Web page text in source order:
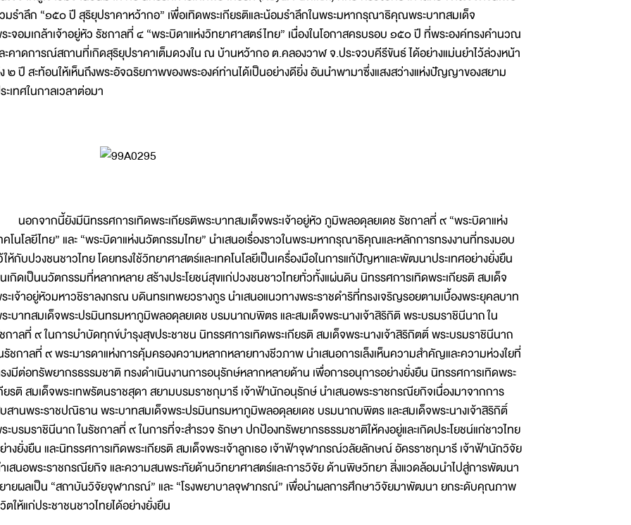
มรำลึก “๑๕๐ ปี สุริยุปราคาหว้ากอ” เพื่อเทิดพระเกียรติและน้อมรำลึกในพระมหากรุณาธิคุณพระบาทสมเด็จ
ะจอมเกล้าเจ้าอยู่หัว รัชกาลที่ ๔ “พระบิดาแห่งวิทยาศาสตร์ไทย” เนื่องในโอกาสครบรอบ ๑๕๐ ปี ที่พระองค์ทรงคำนวณ
ะคาดการณ์สถานที่เกิดสุริยุปราคาเต็มดวงใน ณ บ้านหว้ากอ ต.คลองวาฬ จ.ประจวบคีรีขันธ์ ได้อย่างแม่นยำไว้ล่วงหน้า
๒ ปี สะท้อนให้เห็นถึงพระอัจฉริยภาพของพระองค์ท่านได้เป็นอย่างดียิ่ง อันนำพามาซึ่งแสงสว่างแห่งปัญญาของสยาม
ะเทศในกาลเวลาต่อมา
นอกจากนี้ยังมีนิทรรศการเทิดพระเกียรติพระบาทสมเด็จพระเจ้าอยู่หัว ภูมิพลอดุลยเดช รัชกาลที่ ๙ “พระบิดาแห่ง
คโนโลยีไทย” และ “พระบิดาแห่งนวัตกรรมไทย” นำเสนอเรื่องราวในพระมหากรุณาธิคุณและหลักการทรงงานที่ทรงมอบ
ให้กับปวงชนชาวไทย โดยทรงใช้วิทยาศาสตร์และเทคโนโลยีเป็นเครื่องมือในการแก้ปัญหาและพัฒนาประเทศอย่างยั่งยืน
เกิดเป็นนวัตกรรมที่หลากหลาย สร้างประโยชน์สุขแก่ปวงชนชาวไทยทั่วทั้งแผ่นดิน นิทรรศการเทิดพระเกียรติ สมเด็จ
ะเจ้าอยู่หัวมหาวชิราลงกรณ บดินทรเทพยวรางกูร นำเสนอแนวทางพระราชดำริที่ทรงเจริญรอยตามเบื้องพระยุคลบาท
ะบาทสมเด็จพระปรมินทรมหาภูมิพลอดุลยเดช บรมนาถบพิตร และสมเด็จพระนางเจ้าสิริกิติ พระบรมราชินีนาถ ใน
กาลที่ ๙ ในการบำบัดทุกข์บำรุงสุขประชาชน นิทรรศการเทิดพระเกียรติ สมเด็จพระนางเจ้าสิริกิตติ์ พระบรมราชินีนาถ
รัชกาลที่ ๙ พระมารดาแห่งการคุ้มครองความหลากหลายทางชีวภาพ นำเสนอการเล็งเห็นความสำคัญและความห่วงใยที่
งมีต่อทรัพยากรธรรมชาติ ทรงดำเนินงานการอนุรักษ์หลากหลายด้าน เพื่อการอนุการอย่างยั่งยืน นิทรรศการเทิดพระ
ยรติ สมเด็จพระเทพรัตนราชสุดา สยามบรมราชกุมารี เจ้าฟ้านักอนุรักษ์ นำเสนอพระราชกรณียกิจเนื่องมาจากการ
สานพระราชปณิธาน พระบาทสมเด็จพระปรมินทรมหาภูมิพลอดุลยเดช บรมนาถบพิตร และสมเด็จพระนางเจ้าสิริกิติ์
ะบรมราชินีนาถ ในรัชกาลที่ ๙ ในการที่จะสำรวจ รักษา ปกป้องทรัพยากรธรรมชาติให้คงอยู่และเกิดประโยชน์แก่ชาวไทย
างยั่งยืน และนิทรรศการเทิดพระเกียรติ สมเด็จพระเจ้าลูกเธอ เจ้าฟ้าจุฬาภรณ์วลัยลักษณ์ อัครราชกุมารี เจ้าฟ้านักวิจัย
เสนอพระราชกรณียกิจ และความสนพระทัยด้านวิทยาศาสตร์และการวิจัย ด้านพิษวิทยา สิ่งแวดล้อมนำไปสู่การพัฒนา
ายผลเป็น “สถาบันวิจัยจุฬาภรณ์” และ “โรงพยาบาลจุฬาภรณ์” เพื่อนำผลการศึกษาวิจัยมาพัฒนา ยกระดับคุณภาพ
ตให้แก่ประชาชนชาวไทยได้อย่างยั่งยืน